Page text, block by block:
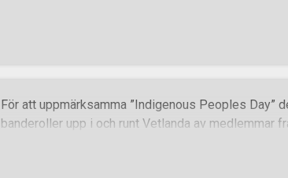
För att uppmärksamma ”Indigenous Peoples Day”
banderoller upp i och runt Vetlanda av medlemmar